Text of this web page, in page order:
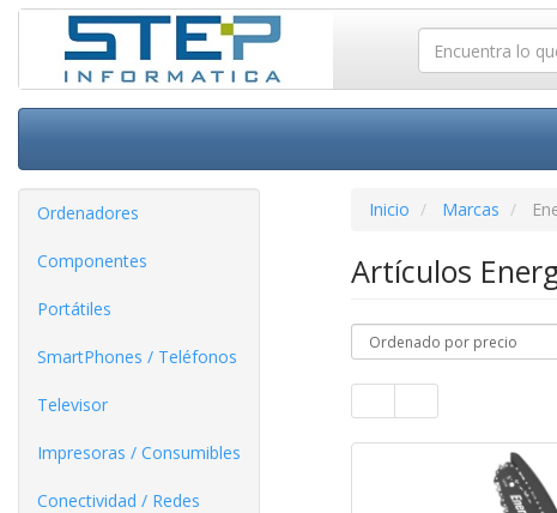
Ordenadores
Componentes
Portátiles
SmartPhones / Teléfonos
Televisor
Impresoras / Consumibles
Conectividad / Redes
Inicio Marcas
Artículos